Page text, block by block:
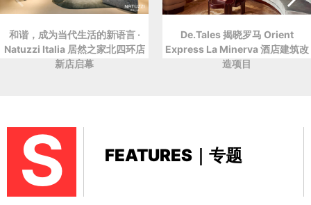
和谐，成为当代生活的新语言 ·
Natuzzi Italia 居然之家北四环店
新店启幕
De.Tales 揭晓罗马 Orient
Express La Minerva 酒店建筑改
造项目
S FEATURES｜专题